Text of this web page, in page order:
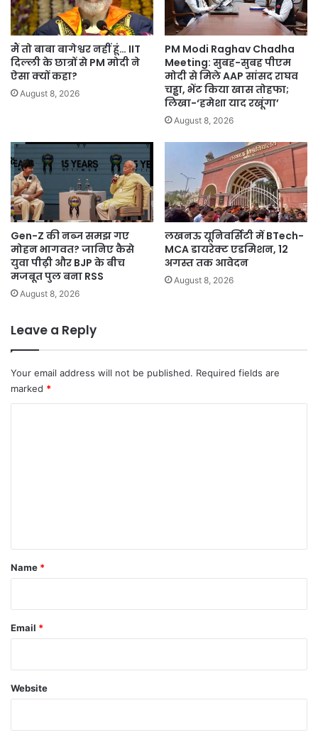
मैं तो बाबा बागेश्वर नहीं हूं… IIT
दिल्ली के छात्रों से PM मोदी ने
ऐसा क्यों कहा?
August 8, 2026
PM Modi Raghav Chadha
Meeting: सुबह-सुबह पीएम
मोदी से मिले AAP सांसद राघव
चड्ढा, भेंट किया खास तोहफा;
लिखा-‘हमेशा याद रखूंगा’
August 8, 2026
Gen-Z की नब्ज समझ गए
मोहन भागवत? जानिए कैसे
युवा पीढ़ी और BJP के बीच
मजबूत पुल बना RSS
August 8, 2026
लखनऊ यूनिवर्सिटी में BTech-
MCA डायरेक्ट एडमिशन, 12
अगस्त तक आवेदन
August 8, 2026
Leave a Reply
Your email address will not be published. Required fields are
marked *
*
Name *
Email *
Website